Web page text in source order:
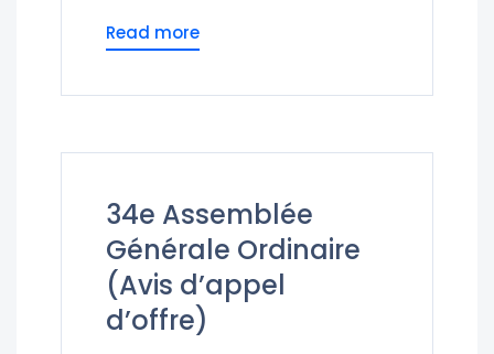
Read more
34e Assemblée
Générale Ordinaire
(Avis d’appel
d’offre)